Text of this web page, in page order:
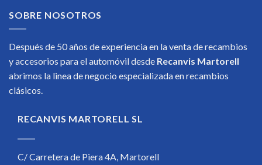
SOBRE NOSOTROS
Después de 50 años de experiencia en la venta de recambios
y accesorios para el automóvil desde Recanvis Martorell
abrimos la linea de negocio especializada en recambios
clásicos.
RECANVIS MARTORELL SL
C/ Carretera de Piera 4A, Martorell